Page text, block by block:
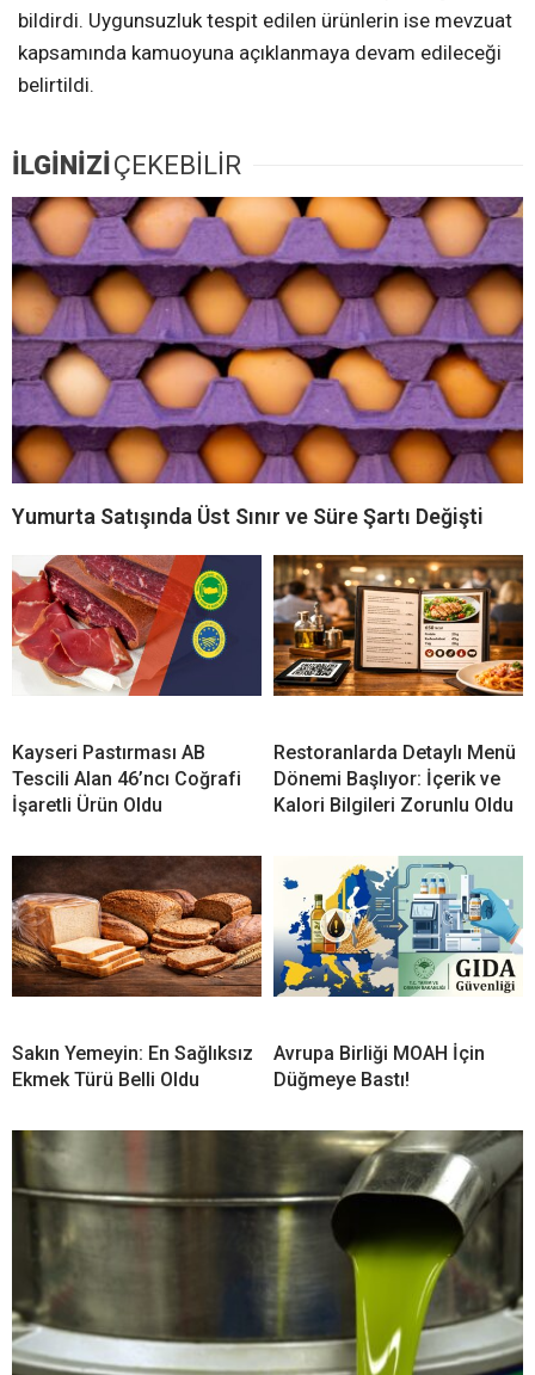
bildirdi. Uygunsuzluk tespit edilen ürünlerin ise mevzuat
kapsamında kamuoyuna açıklanmaya devam edileceği
belirtildi.
İLGİNİZİÇEKEBİLİR
Yumurta Satışında Üst Sınır ve Süre Şartı Değişti
Kayseri Pastırması AB
Tescili Alan 46’ncı Coğrafi
İşaretli Ürün Oldu
Restoranlarda Detaylı Menü
Dönemi Başlıyor: İçerik ve
Kalori Bilgileri Zorunlu Oldu
Sakın Yemeyin: En Sağlıksız
Ekmek Türü Belli Oldu
Avrupa Birliği MOAH İçin
Düğmeye Bastı!